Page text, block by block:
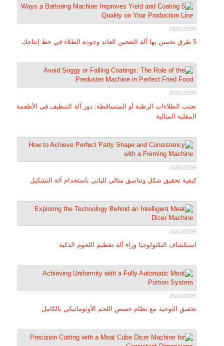
09/01/2026
5 طرق تحسن بها آلة التعجين العائد وجودة الطلاء في خط إنتاجك
07/01/2026
تجنب الطلاءات الرطبة أو المتساقطة: دور آلة التنظيف في الأطعمة
المقلية المثالية
05/01/2026
كيفية تحقيق شكل وتناسق مثالي للباتي باستخدام آلة التشكيل
26/12/2025
استكشاف التكنولوجيا وراء آلة تقطيم اللحوم الذكية
25/12/2025
تحقيق التوحيد مع نظام حصص اللحم الأوتوماتيكي بالكامل